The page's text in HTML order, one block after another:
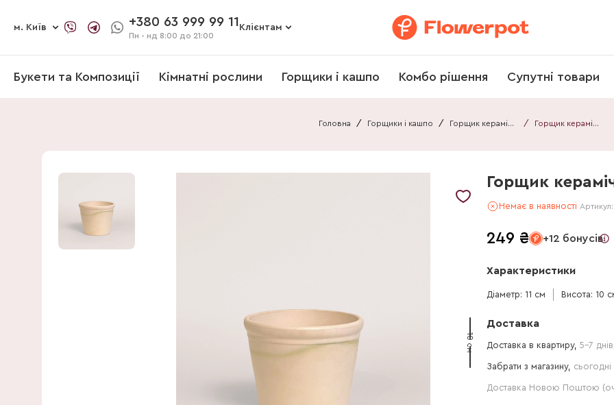
м. Київ +380 63 999 99 11
Пн - нд 8:00 до 21:00
Клієнтам
Букети та Композиції Кімнатні рослини Горщики і кашпо Комбо рішення Супутні товари
Головна / Горщики і кашпо / Горщик керамічний / Горщик керамічний 011110130109
10 см
Горщик
Немає в наявності Артикул:
249 ₴ +12 бонусів
Характеристики
Діаметр: 11 см Висота: 10
Доставка
Доставка в квартиру, 5-7 днів
Забрати з магазину,
Доставка Новою Поштою